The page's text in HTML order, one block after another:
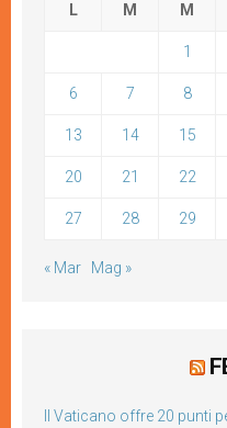
L M M
1
6 7 8
13 14 15
20 21 22
27 28 29
« Mar Mag »
Il Vaticano offre 20 punti